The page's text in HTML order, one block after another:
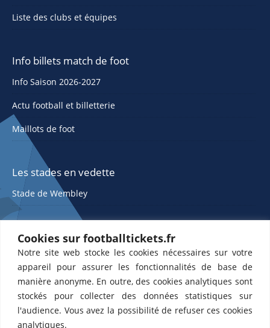
Cookies sur footballtickets.fr
Notre site web stocke les cookies nécessaires sur votre
appareil pour assurer les fonctionnalités de base de
manière anonyme. En outre, des cookies analytiques sont
stockés pour collecter des données statistiques sur
l'audience. Vous avez la possibilité de refuser ces cookies
analytiques.
Liste des clubs et équipes
Info billets match de foot
Info Saison 2026-2027
Actu football et billetterie
Maillots de foot
Les stades en vedette
Stade de Wembley
ETTS 365 SL, Rambla de Catalunya 38, 8, 1, 08007 Barcelone, Espagne |